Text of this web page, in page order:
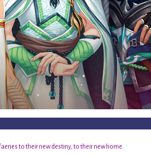
to their new destiny, to their new home.